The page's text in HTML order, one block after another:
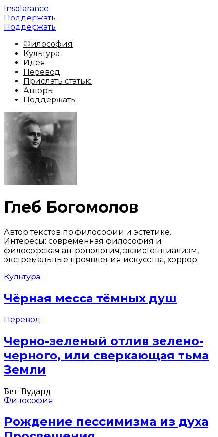
Insolarance
Поддержать
Поддержать
Философия
Культура
Идея
Перевод
Прислать статью
Авторы
Поддержать
Глеб Богомолов
Автор текстов по философии и эстетике.
Интересы: современная философия и
философская антропология, экзистенциализм,
экстремальные проявления искусства, хоррор
Культура
Чёрная месса тёмных душ
Перевод
Черно-зеленый отлив зелено-
черного, или сверкающая тьма
Земли
Бен Вудард
Философия
Рождение пессимизма из духа